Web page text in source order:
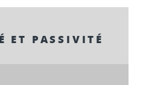
ET PASSIVITÉ